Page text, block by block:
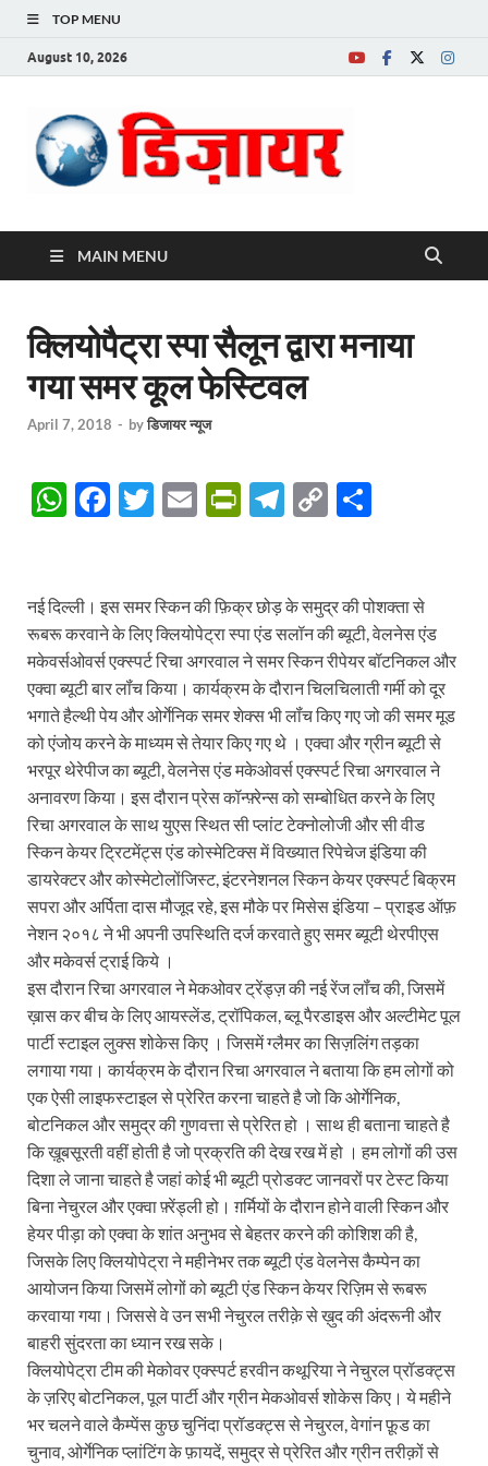
TOP MENU
August 10, 2026
MAIN MENU
क्लियोपैट्रा स्पा सैलून द्वारा मनाया
गया समर कूल फेस्टिवल
April 7, 2018 - byडिजायर न्यूज
W
s
A
p
p
F
b
o
o
k
T
er
E
P
Fr
ie
n
dl
y
T
gr
a
m
C
y
Li
n
k
e
नई दिल्ली। इस समर स्किन की फ़िक्र छोड़ के समुद्र की पोशक्ता से
रूबरू करवाने के लिए क्लियोपेट्रा स्पा एंड सलॉन की ब्यूटी, वेलनेस एंड
मकेवर्सओवर्स एक्स्पर्ट रिचा अगरवाल ने समर स्किन रीपेयर बॉटनिकल और
एक्वा ब्यूटी बार लॉंच किया। कार्यक्रम के दौरान चिलचिलाती गर्मी को दूर
भगाते हैल्थी पेय और ओर्गेनिक समर शेक्स भी लॉंच किए गए जो की समर मूड
को एंजोय करने के माध्यम से तेयार किए गए थे । एक्वा और ग्रीन ब्यूटी से
भरपूर थेरेपीज का ब्यूटी, वेलनेस एंड मकेओवर्स एक्स्पर्ट रिचा अगरवाल ने
अनावरण किया। इस दौरान प्रेस कॉन्फ़्रेन्स को सम्बोधित करने के लिए
रिचा अगरवाल के साथ युएस स्थित सी प्लांट टेक्नोलोजी और सी वीड
स्किन केयर ट्रिटमेंट्स एंड कोस्मेटिक्स में विख्यात रिपेचेज इंडिया की
डायरेक्टर और कोस्मेटोलोंजिस्ट, इंटरनेशनल स्किन केयर एक्स्पर्ट बिक्रम
सपरा और अर्पिता दास मौजूद रहे, इस मौके पर मिसेस इंडिया – प्राइड ऑफ़
नेशन २०१८ ने भी अपनी उपस्थिति दर्ज करवाते हुए समर ब्यूटी थेरपीएस
और मकेवर्स ट्राई किये ।
इस दौरान रिचा अगरवाल ने मेकओवर ट्रेंड्ज़ की नई रेंज लॉंच की, जिसमें
ख़ास कर बीच के लिए आयस्लेंड, ट्रॉपिकल, ब्लू पैरडाइस और अल्टीमेट पूल
पार्टी स्टाइल लुक्स शोकेस किए । जिसमें ग्लैमर का सिज़लिंग तड़का
लगाया गया। कार्यक्रम के दौरान रिचा अगरवाल ने बताया कि हम लोगों को
एक ऐसी लाइफस्टाइल से प्रेरित करना चाहते है जो कि ओर्गेनिक,
बोटनिकल और समुद्र की गुणवत्ता से प्रेरित हो । साथ ही बताना चाहते है
कि ख़ूबसूरती वहीं होती है जो प्रक्रति की देख रख में हो । हम लोगों की उस
दिशा ले जाना चाहते है जहां कोई भी ब्यूटी प्रोडक्ट जानवरों पर टेस्ट किया
बिना नेचुरल और एक्वा फ़्रेंड्ली हो। ग़र्मियों के दौरान होने वाली स्किन और
हेयर पीड़ा को एक्वा के शांत अनुभव से बेहतर करने की कोशिश की है,
जिसके लिए क्लियोपेट्रा ने महीनेभर तक ब्यूटी एंड वेलनेस कैम्पेन का
आयोजन किया जिसमें लोगों को ब्यूटी एंड स्किन केयर रिज़िम से रूबरू
करवाया गया। जिससे वे उन सभी नेचुरल तरीक़े से ख़ुद की अंदरूनी और
बाहरी सुंदरता का ध्यान रख सके।
क्लियोपेट्रा टीम की मेकोवर एक्स्पर्ट हरवीन कथूरिया ने नेचुरल प्रॉडक्ट्स
के ज़रिए बोटनिकल, पूल पार्टी और ग्रीन मेकओवर्स शोकेस किए। ये महीने
भर चलने वाले कैम्पेंस कुछ चुनिंदा प्रॉडक्ट्स से नेचुरल, वेगांन फ़ूड का
चुनाव, ओर्गेनिक प्लांटिंग के फ़ायदें, समुद्र से प्रेरित और ग्रीन तरीक़ों से